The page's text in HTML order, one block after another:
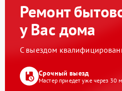
Ремонт
у Вас дома
С выездом
Срочный выезд
Мастер приедет уже через 30